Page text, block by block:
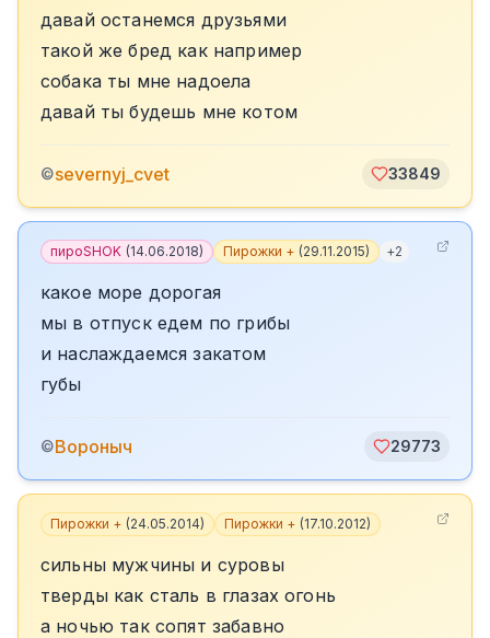
давай останемся друзьями
такой же бред как например
собака ты мне надоела
давай ты будешь мне котом
©severnyj_cvet 33849
пироSHOK (14.06.2018) Пирожки + (29.11.2015) +2
какое море дорогая
мы в отпуск едем по грибы
и наслаждаемся закатом
губы
©Вороныч 29773
Пирожки + (24.05.2014) Пирожки + (17.10.2012)
сильны мужчины и суровы
тверды как сталь в глазах огонь
а ночью так сопят забавно